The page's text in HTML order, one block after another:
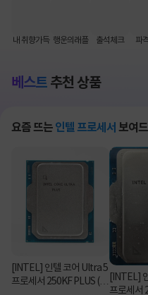
내 취향가득 행운의래플 출석체크 파
베스트 추천 상품
요즘 뜨는 인텔 프로세서 보여
[INTEL] 인텔 코어 Ultra 5
프로세서 250KF PLUS (애
[INTEL]
프로세서